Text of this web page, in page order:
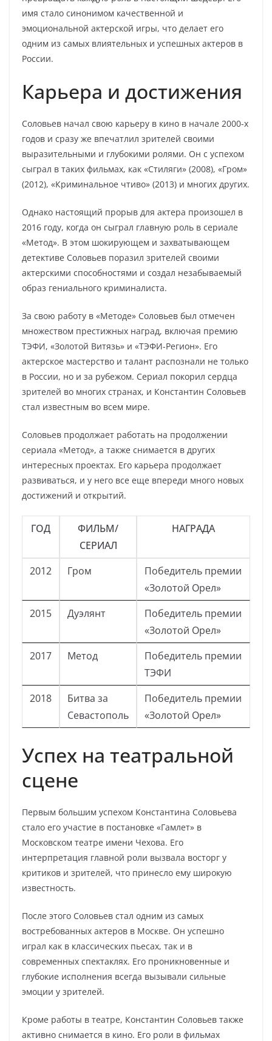
имя стало синонимом качественной и
эмоциональной актерской игры, что делает его
одним из самых влиятельных и успешных актеров в
России.
Карьера и достижения
Соловьев начал свою карьеру в кино в начале 2000-х
годов и сразу же впечатлил зрителей своими
выразительными и глубокими ролями. Он с успехом
сыграл в таких фильмах, как «Стиляги» (2008), «Гром»
(2012), «Криминальное чтиво» (2013) и многих других.
Однако настоящий прорыв для актера произошел в
2016 году, когда он сыграл главную роль в сериале
«Метод». В этом шокирующем и захватывающем
детективе Соловьев поразил зрителей своими
актерскими способностями и создал незабываемый
образ гениального криминалиста.
За свою работу в «Методе» Соловьев был отмечен
множеством престижных наград, включая премию
ТЭФИ, «Золотой Витязь» и «ТЭФИ-Регион». Его
актерское мастерство и талант распознали не только
в России, но и за рубежом. Сериал покорил сердца
зрителей во многих странах, и Константин Соловьев
стал известным во всем мире.
Соловьев продолжает работать на продолжении
сериала «Метод», а также снимается в других
интересных проектах. Его карьера продолжает
развиваться, и у него все еще впереди много новых
достижений и открытий.
ГОД
ФИЛЬМ/
СЕРИАЛ
НАГРАДА
2012 Гром
Победитель премии
«Золотой Орел»
2015
Дуэлянт
Победитель премии
«Золотой Орел»
2017
Метод
Победитель премии
ТЭФИ
2018
Битва за
Севастополь
Победитель премии
«Золотой Орел»
Успех на театральной
сцене
Первым большим успехом Константина Соловьева
стало его участие в постановке «Гамлет» в
Московском театре имени Чехова. Его
интерпретация главной роли вызвала восторг у
критиков и зрителей, что принесло ему широкую
известность.
После этого Соловьев стал одним из самых
востребованных актеров в Москве. Он успешно
играл как в классических пьесах, так и в
современных спектаклях. Его проникновенные и
глубокие исполнения всегда вызывали сильные
эмоции у зрителей.
Кроме работы в театре, Константин Соловьев также
активно снимается в кино. Его роли в фильмах